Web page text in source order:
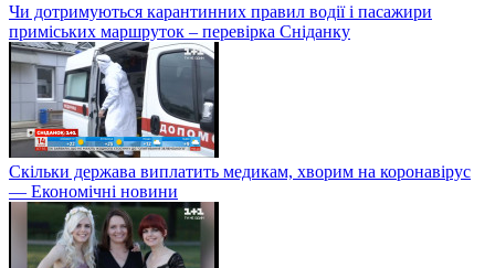
Чи дотримуються карантинних правил водії і пасажири
приміських маршруток – перевірка Сніданку
Скільки держава виплатить медикам, хворим на коронавірус
— Економічні новини